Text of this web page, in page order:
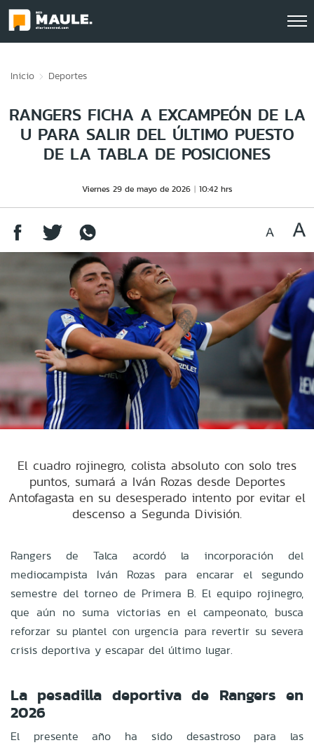
Inicio Deportes
RANGERS FICHA A EXCAMPEÓN DE LA
U PARA SALIR DEL ÚLTIMO PUESTO
DE LA TABLA DE POSICIONES
Viernes 29 de mayo de 2026 10:42 hrs
El cuadro rojinegro, colista absoluto con solo tres
puntos, sumará a Iván Rozas desde Deportes
Antofagasta en su desesperado intento por evitar el
descenso a Segunda División.
Rangers de Talca acordó la incorporación del
mediocampista Iván Rozas para encarar el segundo
semestre del torneo de Primera B. El equipo rojinegro,
que aún no suma victorias en el campeonato, busca
reforzar su plantel con urgencia para revertir su severa
crisis deportiva y escapar del último lugar.
La pesadilla deportiva de Rangers en
2026
El presente año ha sido desastroso para las